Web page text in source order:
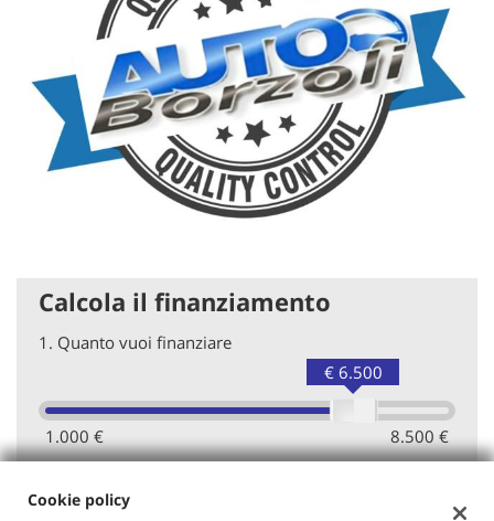
Calcola il finanziamento
1. Quanto vuoi finanziare
1.000 € 8.500 €
€ 6.500
Cookie policy